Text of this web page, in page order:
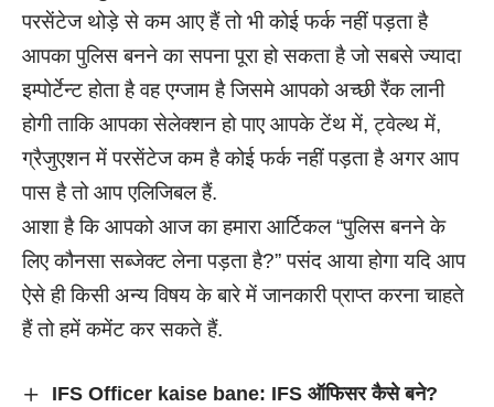
परसेंटेज थोड़े से कम आए हैं तो भी कोई फर्क नहीं पड़ता है
आपका पुलिस बनने का सपना पूरा हो सकता है जो सबसे ज्यादा
इम्पोर्टेन्ट होता है वह एग्जाम है जिसमे आपको अच्छी रैंक लानी
होगी ताकि आपका सेलेक्शन हो पाए आपके टेंथ में, ट्वेल्थ में,
ग्रैजुएशन में परसेंटेज कम है कोई फर्क नहीं पड़ता है अगर आप
पास है तो आप एलिजिबल हैं.
आशा है कि आपको आज का हमारा आर्टिकल “पुलिस बनने के
लिए कौनसा सब्जेक्ट लेना पड़ता है?” पसंद आया होगा यदि आप
ऐसे ही किसी अन्य विषय के बारे में जानकारी प्राप्त करना चाहते
हैं तो हमें कमेंट कर सकते हैं.
IFS Officer kaise bane: IFS ऑफिसर कैसे बने?